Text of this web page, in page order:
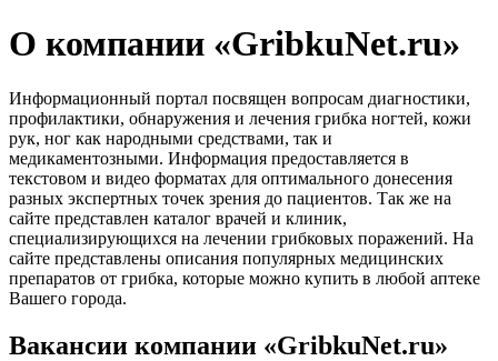
О компании «GribkuNet.ru»
Информационный портал посвящен вопросам диагностики,
профилактики, обнаружения и лечения грибка ногтей, кожи
рук, ног как народными средствами, так и
медикаментозными. Информация предоставляется в
текстовом и видео форматах для оптимального донесения
разных экспертных точек зрения до пациентов. Так же на
сайте представлен каталог врачей и клиник,
специализирующихся на лечении грибковых поражений. На
сайте представлены описания популярных медицинских
препаратов от грибка, которые можно купить в любой аптеке
Вашего города.
Вакансии компании «GribkuNet.ru»